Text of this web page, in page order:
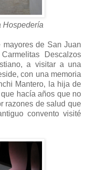
Hospedería
de San Juan
Descalzos
a visitar a una
con una memoria
Mantero, la hija de
hacía años que no
razones de salud que
convento visité